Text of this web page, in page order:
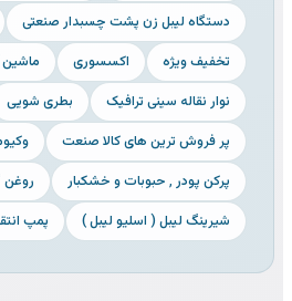
دستگاه لیبل زن پشت چسبدار صنعتی
تخفیف ویژه
اکسسوری
ماشین
نوار نقاله سینی ترافیک
بطری شویی
پر فروش ترین های کالا صنعت
پرکن پودر ٬ حبوبات و خشکبار
روغن
شیرینگ لیبل ( اسلیو لیبل )
پمپ